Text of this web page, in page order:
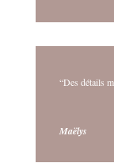
“Des détails
Maëlys